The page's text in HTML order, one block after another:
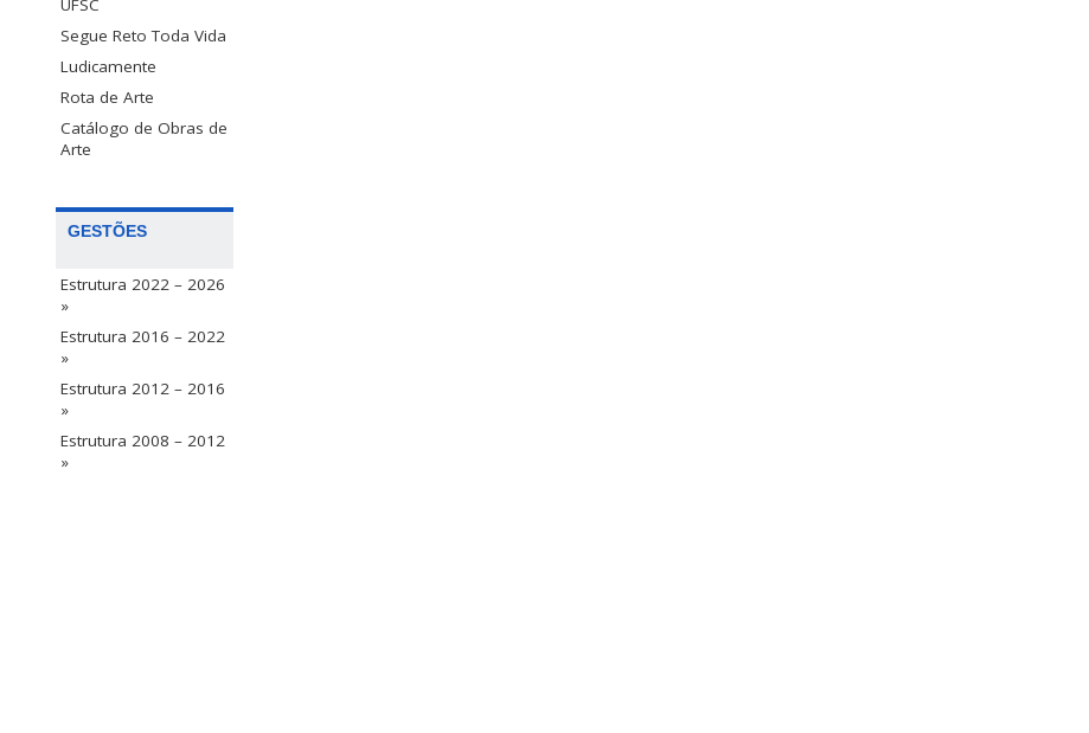
UFSC
Segue Reto Toda Vida
Ludicamente
Rota de Arte
Catálogo de Obras de
Arte
GESTÕES
Estrutura 2022 – 2026
»
Estrutura 2016 – 2022
»
Estrutura 2012 – 2016
»
Estrutura 2008 – 2012
»